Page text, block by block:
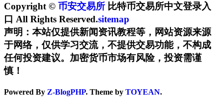
Copyright © 币安交易所 比特币交易所中文登录入
口 All Rights Reserved.sitemap
声明：本站仅提供新闻资讯教程等，网站资源来源
于网络，仅供学习交流，不提供交易功能，不构成
任何投资建议。加密货币市场有风险，投资需谨
慎！
Powered By Z-BlogPHP. Theme by TOYEAN.